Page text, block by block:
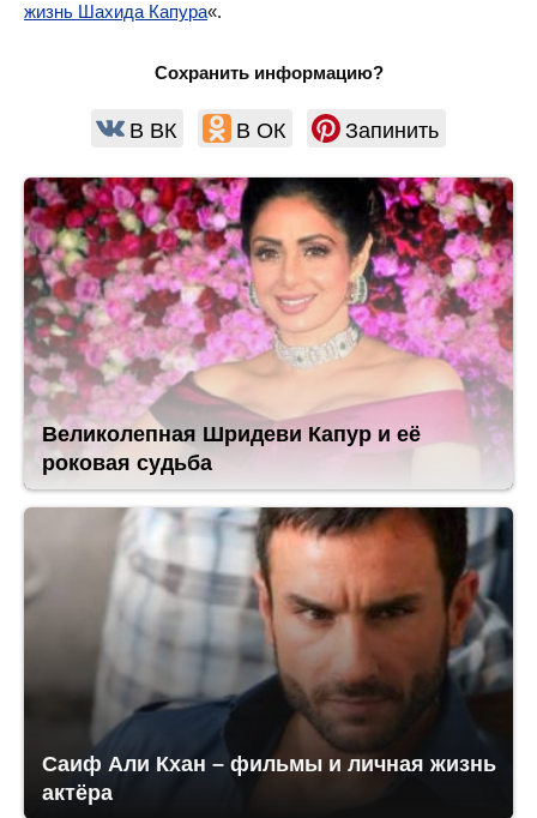
жизнь Шахида Капура«.
Сохранить информацию?
В ВК В ОК Запинить
Великолепная Шридеви Капур и её
роковая судьба
Саиф Али Кхан – фильмы и личная жизнь
актёра